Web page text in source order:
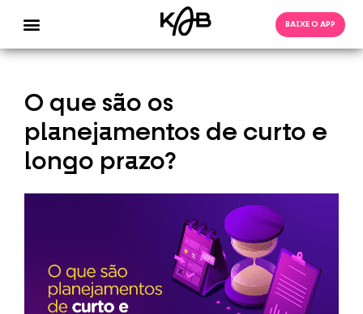
BAIXE O APP
O que são os
planejamentos de curto e
longo prazo?